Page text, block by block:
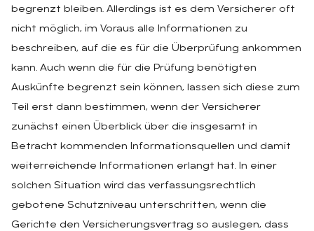
begrenzt bleiben. Allerdings ist es dem Versicherer oft
nicht möglich, im Voraus alle Informationen zu
beschreiben, auf die es für die Überprüfung ankommen
kann. Auch wenn die für die Prüfung benötigten
Auskünfte begrenzt sein können, lassen sich diese zum
Teil erst dann bestimmen, wenn der Versicherer
zunächst einen Überblick über die insgesamt in
Betracht kommenden Informationsquellen und damit
weiterreichende Informationen erlangt hat. In einer
solchen Situation wird das verfassungsrechtlich
gebotene Schutzniveau unterschritten, wenn die
Gerichte den Versicherungsvertrag so auslegen, dass